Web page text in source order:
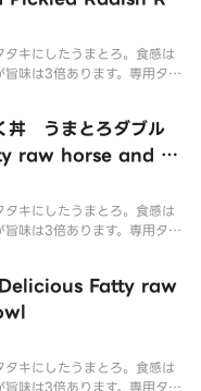
キにしたうまとろ。食感は
味は3倍あります。専用タレ
丼 うまとろダブル
raw horse and Pi
Bowl （Doubl
キにしたうまとろ。食感は
味は3倍あります。専用タレ
Delicious Fatty raw
キにしたうまとろ。食感は